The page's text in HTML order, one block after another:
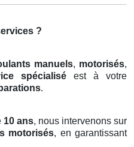
?
manuels, motorisés,
spécialisé est à votre
.
10 ans, nous intervenons sur
motorisés, en garantissant